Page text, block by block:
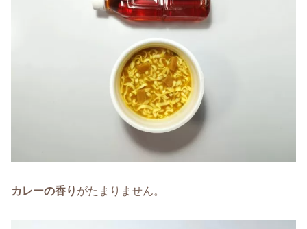
カレーの香り がたまりません。